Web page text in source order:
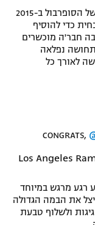
הליינבקר הוותיק וון מילר, שהוכתר ל-MVP של הסופרבול ב-2015
כדי להוסיף
חבר'ה מוכשרים
נפלאה
לאורך כל
CONGRATS,
רגע מרגש במיוחד
את הבמה הגדולה
ולשלוף טבעת